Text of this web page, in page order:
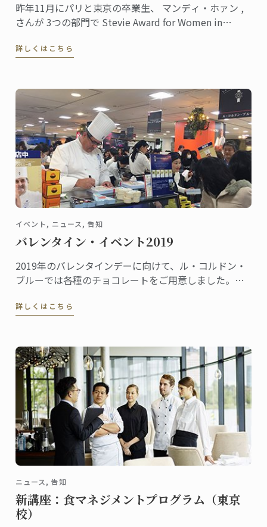
昨年11月にパリと東京の卒業生、 マンディ・ホァン ,
さんが 3つの部門で Stevie Award for Women in
詳しくはこちら
イベント, ニュース, 告知
バレンタイン・イベント2019
2019年のバレンタインデーに向けて、ル・コルドン・
ブルーでは各種のチョコレートをご用意しました。こ
れ、東京校と神戸校のシェフ講師たちも応援に駆けつ
詳しくはこちら
ニュース, 告知
新講座：食マネジメントプログラム（東京
校）